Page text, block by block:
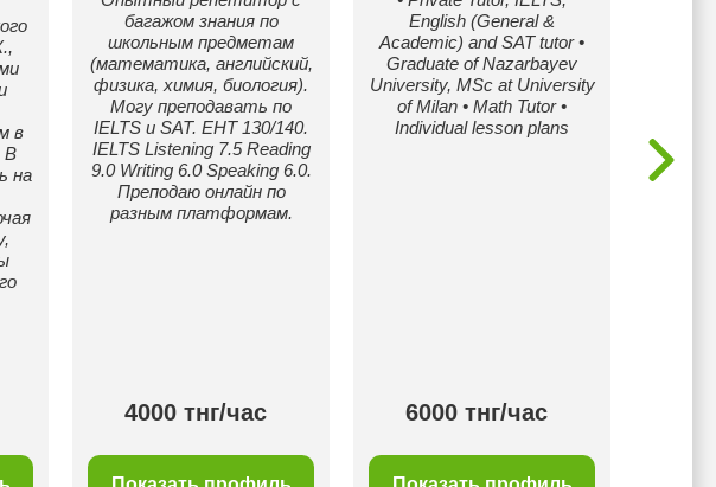
в
В
на
багажом знания по
школьным предметам
(математика, английский,
физика, химия, биология).
Могу преподавать по
IELTS и SAT. ЕНТ 130/140.
IELTS Listening 7.5 Reading
9.0 Writing 6.0 Speaking 6.0.
Преподаю онлайн по
разным платформам.
4000 тнг/час
English (General &
Academic) and SAT tutor •
Graduate of Nazarbayev
University, MSc at University
of Milan • Math Tutor •
Individual lesson plans
6000 тнг/час